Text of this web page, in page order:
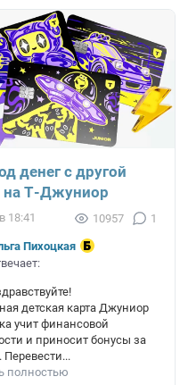
денег с другой
на Т-Джуниор
18:41 10957 1
Пихоцкая
детская карта Джуниор
учит финансовой
и приносит бонусы за
Перевести...
полностью